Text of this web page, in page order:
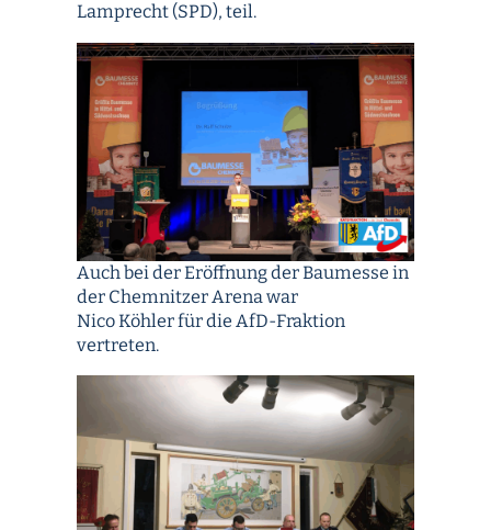
Lamprecht (SPD), teil.
Auch bei der Eröffnung der Baumesse in
der Chemnitzer Arena war
Nico Köhler für die AfD-Fraktion
vertreten.